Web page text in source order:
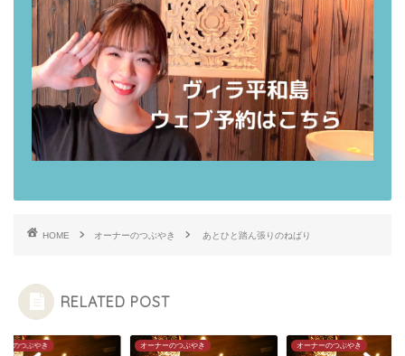
HOME オーナーのつぶやき あとひと踏ん張りのねばり
RELATED POST
ーのつぶやき オーナーのつぶやき オーナーのつぶやき